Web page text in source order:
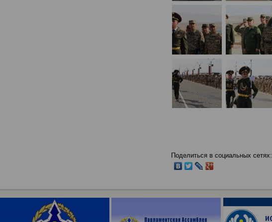
Поделиться в социальных сетях: